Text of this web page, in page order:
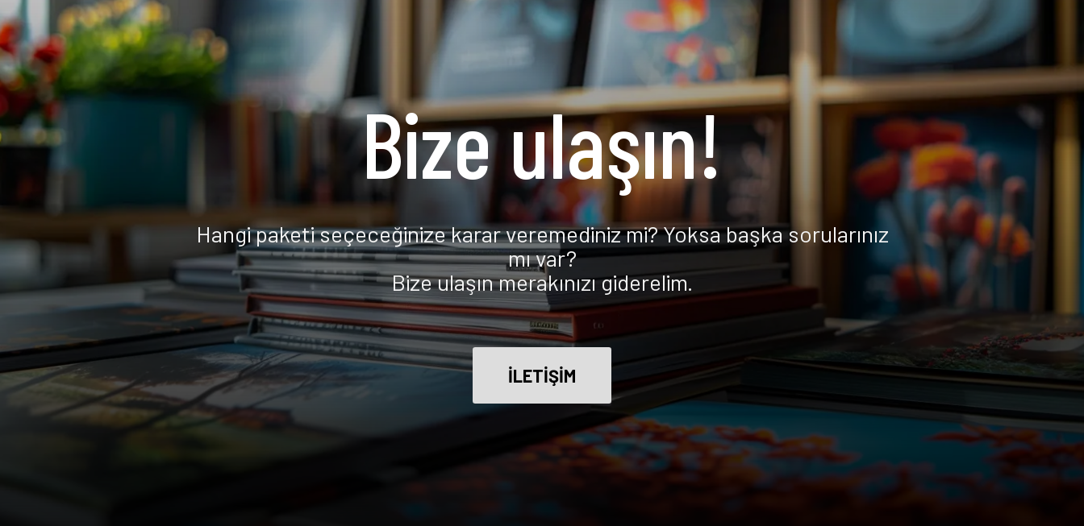
Bize ulaşın!
Hangi paketi seçeceğinize karar veremediniz mi? Yoksa başka sorularınız
mı var?
Bize ulaşın merakınızı giderelim.
İLETİŞİM